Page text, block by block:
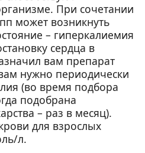
При сочетании
может возникнуть
– гиперкалиемия
сердца в
вам препарат
нужно периодически
(во время подбора
подобрана
– раз в месяц).
для взрослых
л.